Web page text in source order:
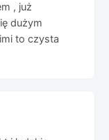
, już
dużym
to czysta